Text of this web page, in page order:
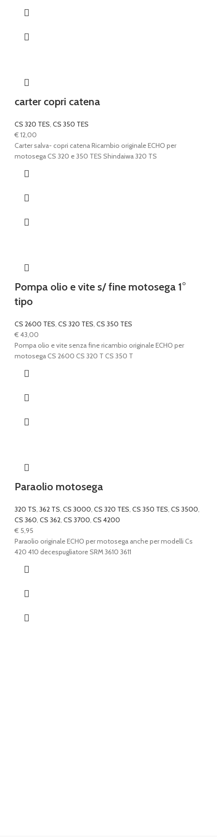
carter copri catena
CS 320 TES, CS 350 TES
€ 12,00
Carter salva- copri catena Ricambio originale ECHO per
motosega CS 320 e 350 TES Shindaiwa 320 TS
Pompa olio e vite s/ fine motosega 1°
tipo
CS 2600 TES, CS 320 TES, CS 350 TES
€ 43,00
Pompa olio e vite senza fine ricambio originale ECHO per
motosega CS 2600 CS 320 T CS 350 T
Paraolio motosega
320 TS, 362 TS, CS 3000, CS 320 TES, CS 350 TES, CS 3500,
CS 360, CS 362, CS 3700, CS 4200
€ 5,95
Paraolio originale ECHO per motosega anche per modelli Cs
420 410 decespugliatore SRM 3610 3611